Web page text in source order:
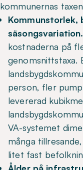
kommunernas
säsongsvariation.
kostnaderna på
genomsnittstaxa.
person, fler
levererad
VA-systemet
många
litet fast